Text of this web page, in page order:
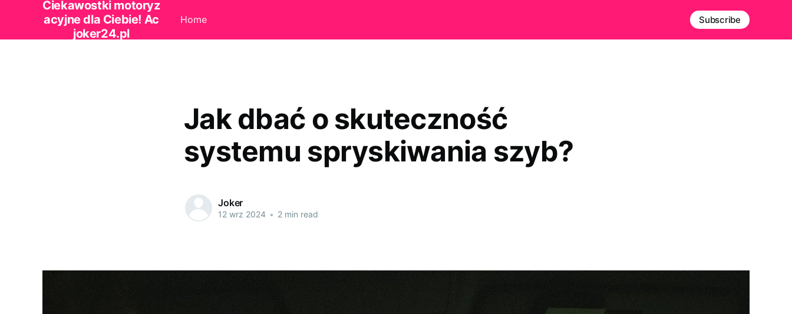
Ciekawostki motoryz
acyjne dla Ciebie! Ac
joker24.pl
Home Subscribe
Jak dbać o skuteczność
systemu spryskiwania szyb?
Joker
12 wrz 2024 • 2 min read